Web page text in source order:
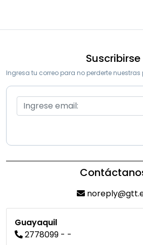
Suscribirse
Ingresa tu correo para no perderte
Guayaquil
2778099 - -